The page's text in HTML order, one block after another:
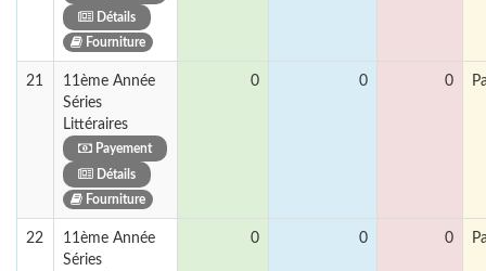
Détails
Fourniture
21
11ème Année
Séries
Littéraires
Payement
Détails
Fourniture
0 0 0
22
11ème Année
Séries
0 0 0